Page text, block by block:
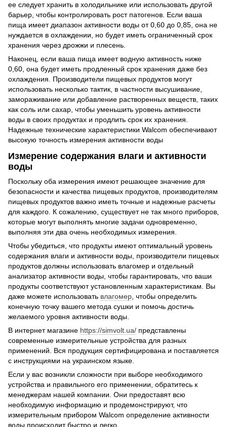
ее следует хранить в холодильнике или использовать другой
барьер, чтобы контролировать рост патогенов. Если ваша
пища имеет диапазон активности воды от 0,60 до 0,85, она не
нуждается в охлаждении, но будет иметь ограниченный срок
хранения через дрожжи и плесень.
Наконец, если ваша пища имеет водную активность ниже
0,60, она будет иметь продленный срок хранения даже без
охлаждения. Производители пищевых продуктов могут
использовать несколько тактик, в частности высушивание,
замораживание или добавление растворенных веществ, таких
как соль или сахар, чтобы уменьшить уровень активности
воды в своих продуктах и продлить срок их хранения.
Надежные технические характеристики Walcom обеспечивают
высокую точность измерения активности воды
Измерение содержания влаги и активности
воды
Поскольку оба измерения имеют решающее значение для
безопасности и качества пищевых продуктов, производителям
пищевых продуктов важно иметь точные и надежные расчеты
для каждого. К сожалению, существует не так много приборов,
которые могут выполнять многие задачи одновременно,
выполняя эти два очень необходимых измерения.
Чтобы убедиться, что продукты имеют оптимальный уровень
содержания влаги и активности воды, производители пищевых
продуктов должны использовать влагомер и отдельный
анализатор активности воды, чтобы гарантировать, что ваши
продукты соответствуют установленным характеристикам. Вы
даже можете использовать влагомер , чтобы определить
конечную точку вашего метода сушки и помочь достичь
желаемого уровня активности воды.
В интернет магазине https://simvolt.ua/ представлены
современные измерительные устройства для разных
применений. Вся продукция сертифицирована и поставляется
с инструкциями на украинском языке.
Если у вас возникли сложности при выборе необходимого
устройства и правильного его применении, обратитесь к
менеджерам нашей компании. Они предоставят всю
необходимую информацию и продемонстрируют, что
измерительным прибором Walcom определение активности
воды происходит быстро и легко.